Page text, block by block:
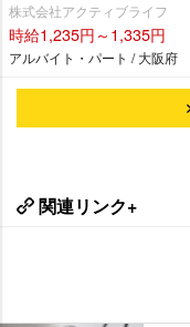
株式会社アクティブライフ
時給1,235円～1,335円
アルバイト・パート / 大阪府
関連リンク+